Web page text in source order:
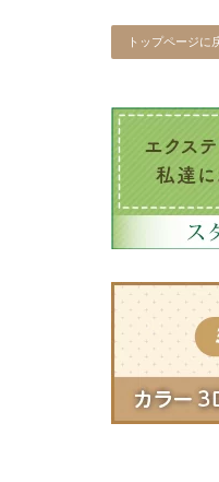
トップページに